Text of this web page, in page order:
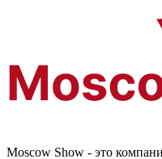
Moscow Show - это